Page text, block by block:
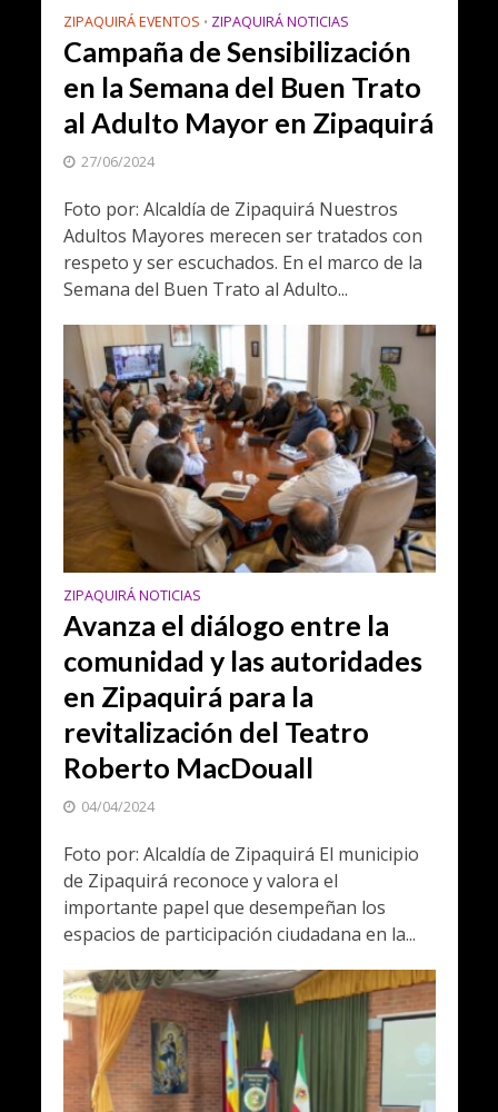
ZIPAQUIRÁ EVENTOS • ZIPAQUIRÁ NOTICIAS
Campaña de Sensibilización
en la Semana del Buen Trato
al Adulto Mayor en Zipaquirá
27/06/2024
Foto por: Alcaldía de Zipaquirá Nuestros
Adultos Mayores merecen ser tratados con
respeto y ser escuchados. En el marco de la
Semana del Buen Trato al Adulto...
ZIPAQUIRÁ NOTICIAS
Avanza el diálogo entre la
comunidad y las autoridades
en Zipaquirá para la
revitalización del Teatro
Roberto MacDouall
04/04/2024
Foto por: Alcaldía de Zipaquirá El municipio
de Zipaquirá reconoce y valora el
importante papel que desempeñan los
espacios de participación ciudadana en la...